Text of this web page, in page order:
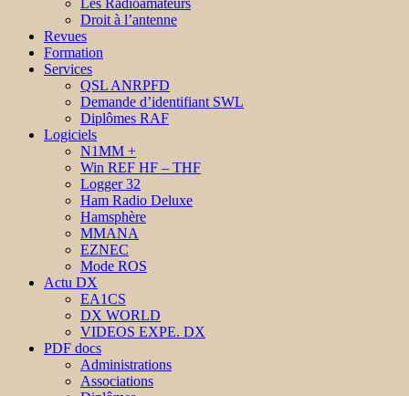
Les Radioamateurs
Droit à l’antenne
Revues
Formation
Services
QSL ANRPFD
Demande d’identifiant SWL
Diplômes RAF
Logiciels
N1MM +
Win REF HF – THF
Logger 32
Ham Radio Deluxe
Hamsphère
MMANA
EZNEC
Mode ROS
Actu DX
EA1CS
DX WORLD
VIDEOS EXPE. DX
PDF docs
Administrations
Associations